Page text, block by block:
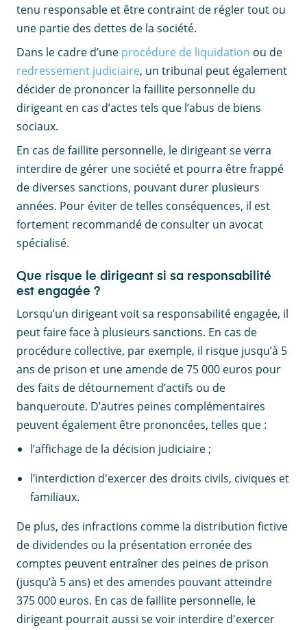
tenu responsable et être contraint de régler tout ou
une partie des dettes de la société.
Dans le cadre d’une procédure de liquidation ou de
redressement judiciaire, un tribunal peut également
décider de prononcer la faillite personnelle du
dirigeant en cas d’actes tels que l’abus de biens
sociaux.
En cas de faillite personnelle, le dirigeant se verra
interdire de gérer une société et pourra être frappé
de diverses sanctions, pouvant durer plusieurs
années. Pour éviter de telles conséquences, il est
fortement recommandé de consulter un avocat
spécialisé.
Que risque le dirigeant si sa responsabilité
est engagée ?
Lorsqu’un dirigeant voit sa responsabilité engagée, il
peut faire face à plusieurs sanctions. En cas de
procédure collective, par exemple, il risque jusqu’à 5
ans de prison et une amende de 75 000 euros pour
des faits de détournement d’actifs ou de
banqueroute. D’autres peines complémentaires
peuvent également être prononcées, telles que :
l’affichage de la décision judiciaire ;
l’interdiction d'exercer des droits civils, civiques et
familiaux.
De plus, des infractions comme la distribution fictive
de dividendes ou la présentation erronée des
comptes peuvent entraîner des peines de prison
(jusqu’à 5 ans) et des amendes pouvant atteindre
375 000 euros. En cas de faillite personnelle, le
dirigeant pourrait aussi se voir interdire d'exercer